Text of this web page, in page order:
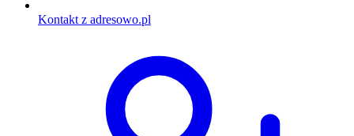
Kontakt z adresowo.pl